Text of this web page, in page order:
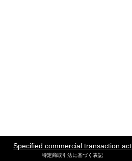
Specified commercial transaction act
特定商取引法に基づく表記